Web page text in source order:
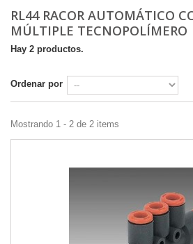
RL44 RACOR AUTOMÁTICO
MÚLTIPLE TECNOPOLÍMERO
Hay 2 productos.
Ordenar por
Mostrando 1 - 2 de 2 items